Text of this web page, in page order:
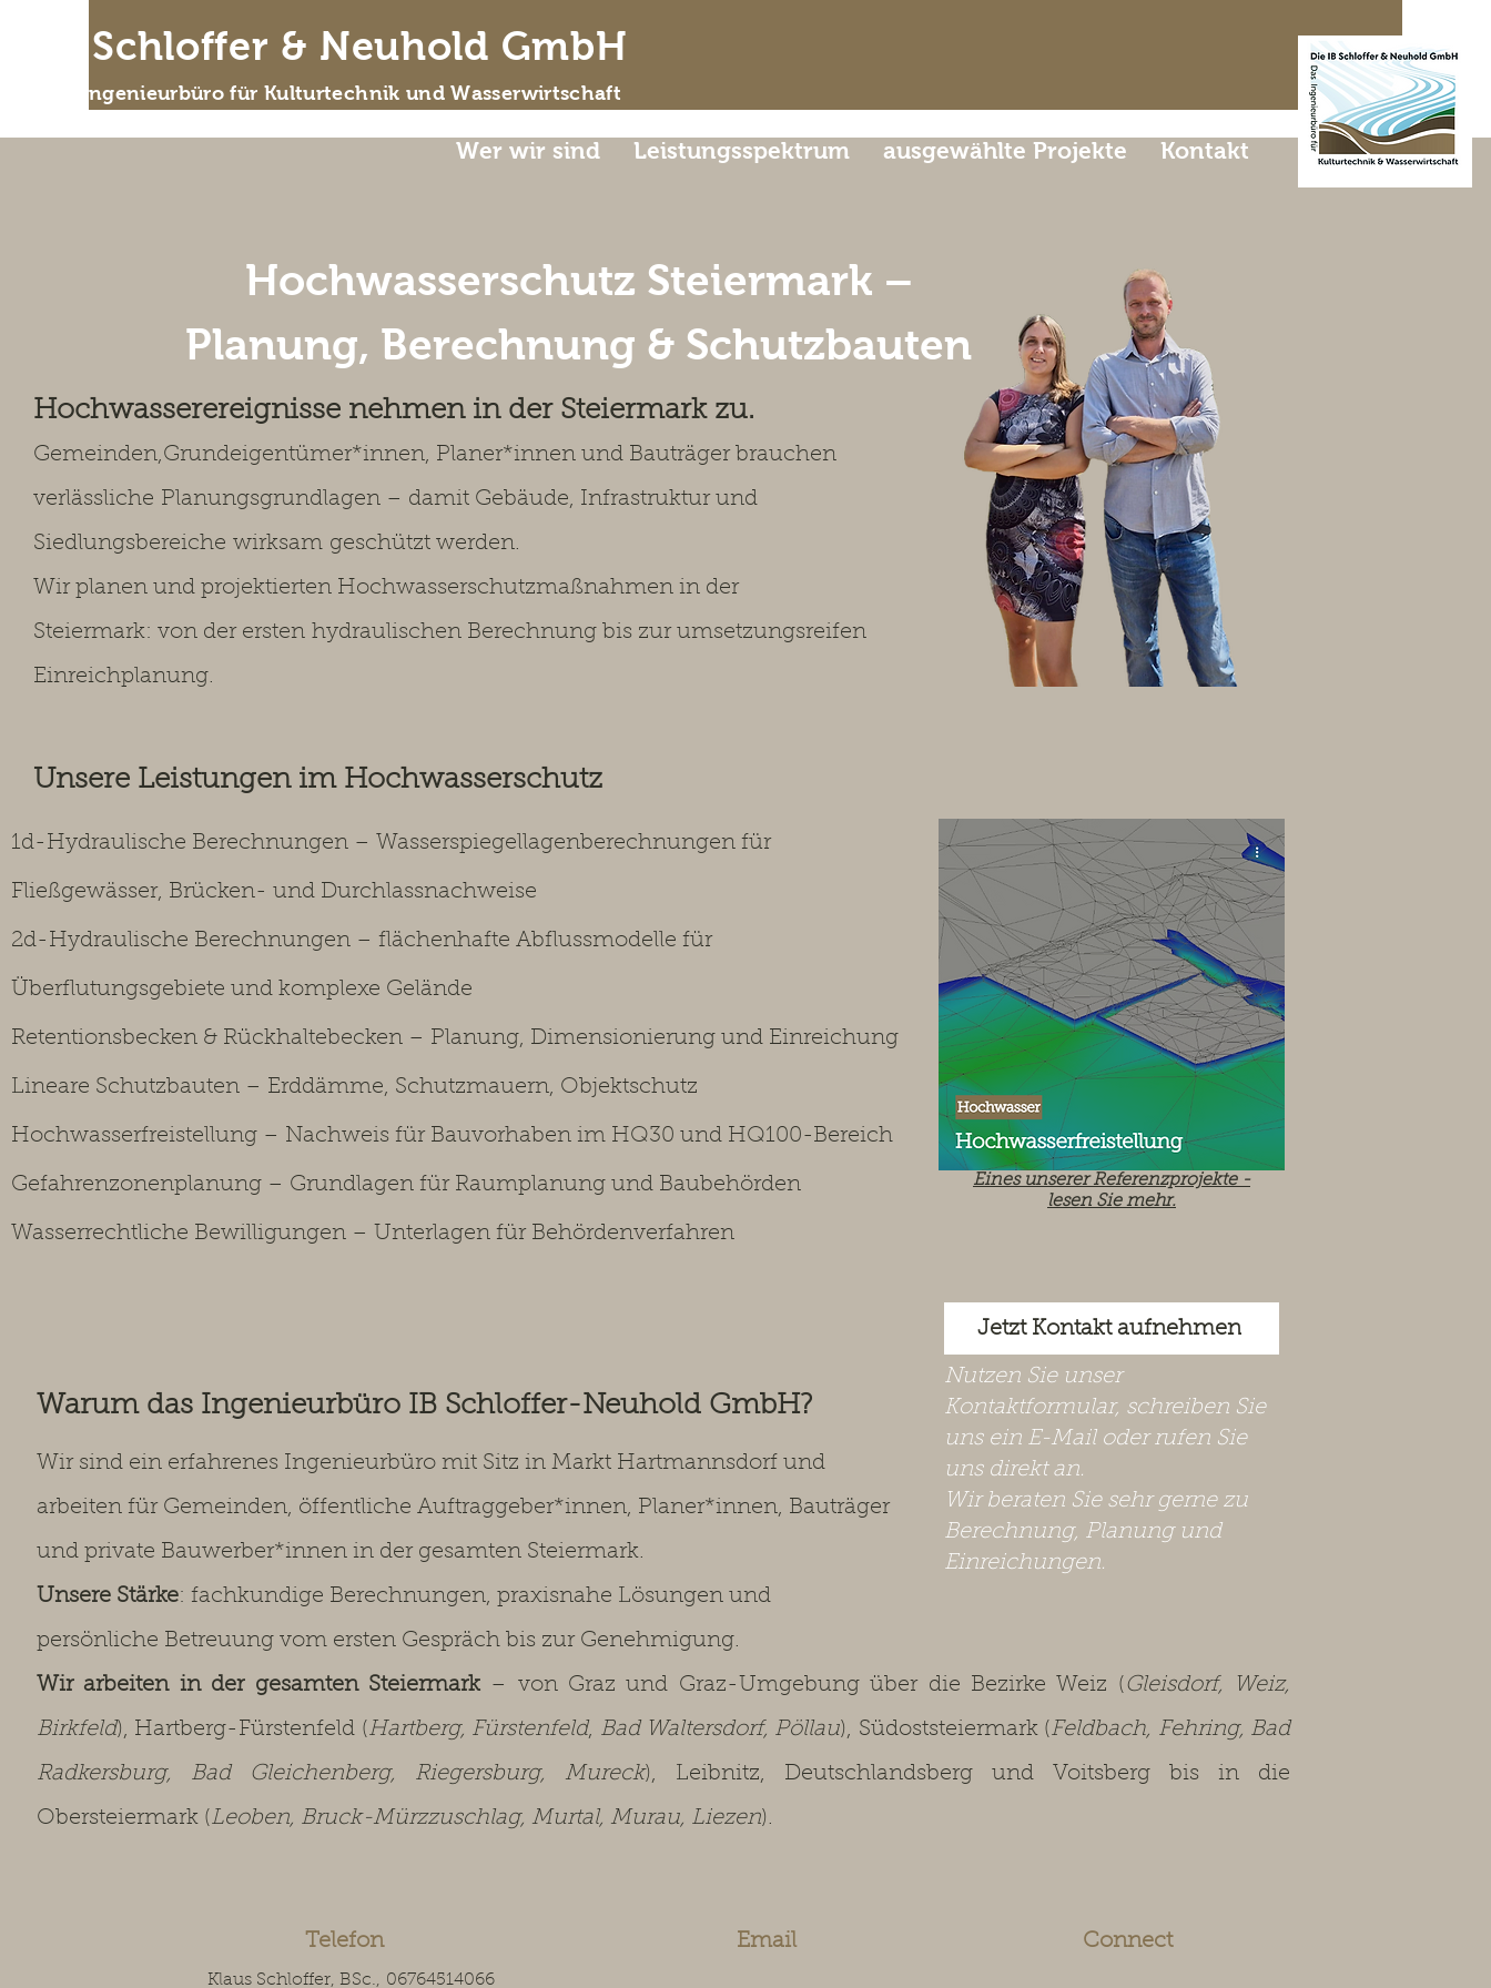
IB Schloffer & Neuhold GmbH
Das Ingenieurbüro für Kulturtechnik und Wasserwirtschaft
Wer wir sind Leistungsspektrum ausgewählte Projekte Kontakt
Hochwasserereignisse nehmen in der Steiermark zu.
Gemeinden,Grundeigentümer*innen, Planer*innen und Bauträger brauchen
verlässliche Planungsgrundlagen – damit Gebäude, Infrastruktur und
Siedlungsbereiche wirksam geschützt werden.
Wir planen und projektierten Hochwasserschutzmaßnahmen in der
Steiermark: von der ersten hydraulischen Berechnung bis zur umsetzungsreifen
Einreichplanung.
Hochwasserschutz Steiermark –
Planung, Berechnung & Schutzbauten
Unsere Leistungen im Hochwasserschutz
1d-Hydraulische Berechnungen – Wasserspiegellagenberechnungen für
Fließgewässer, Brücken- und Durchlassnachweise
2d-Hydraulische Berechnungen – flächenhafte Abflussmodelle für
Überflutungsgebiete und komplexe Gelände
Retentionsbecken & Rückhaltebecken – Planung, Dimensionierung und Einreichung
Lineare Schutzbauten – Erddämme, Schutzmauern, Objektschutz
Hochwasserfreistellung – Nachweis für Bauvorhaben im HQ30 und HQ100-Bereich
Gefahrenzonenplanung – Grundlagen für Raumplanung und Baubehörden
Wasserrechtliche Bewilligungen – Unterlagen für Behördenverfahren
Eines unserer Referenzprojekte -
lesen Sie mehr.
Jetzt Kontakt aufnehmen
​Nutzen Sie unser
Kontaktformular, schreiben Sie
uns ein E-Mail oder rufen Sie
uns direkt an.
Wir beraten Sie sehr gerne zu
Berechnung, Planung und
Einreichungen.
Warum das Ingenieurbüro IB Schloffer-Neuhold GmbH?
Wir sind ein erfahrenes Ingenieurbüro mit Sitz in Markt Hartmannsdorf und
arbeiten für Gemeinden, öffentliche Auftraggeber*innen, Planer*innen, Bauträger
und private Bauwerber*innen in der gesamten Steiermark.
Unsere Stärke: fachkundige Berechnungen, praxisnahe Lösungen und
persönliche Betreuung vom ersten Gespräch bis zur Genehmigung.
Wir arbeiten in der gesamten Steiermark– von Graz und Graz-Umgebung über die Bezirke Weiz ( Gleisdorf, Weiz,
Birkfeld), Hartberg-Fürstenfeld (Hartberg, Fürstenfeld, Bad Waltersdorf, Pöllau), Südoststeiermark (Feldbach, Fehring, Bad
Radkersburg, Bad Gleichenberg, Riegersburg, Mureck), Leibnitz, Deutschlandsberg und Voitsberg bis in die
Obersteiermark (Leoben, Bruck-Mürzzuschlag, Murtal, Murau, Liezen).
Telefon
Klaus Schloffer, BSc., 06764514066
Email Connect